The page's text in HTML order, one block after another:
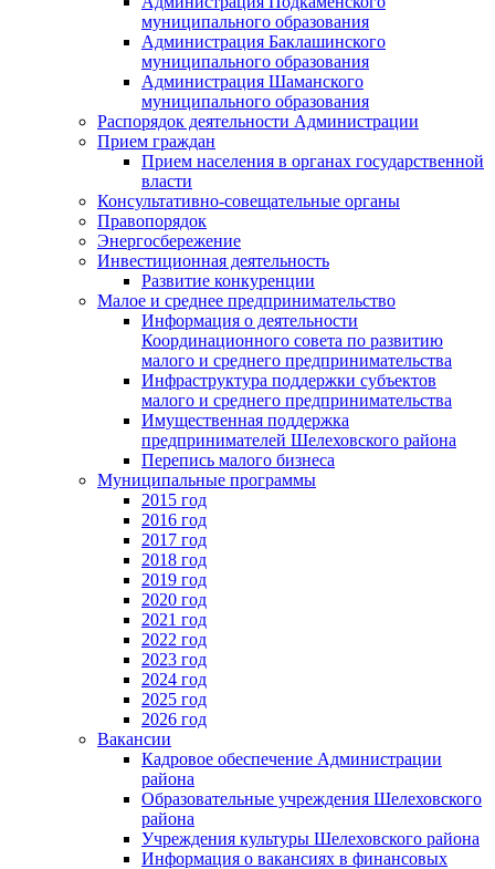
муниципального образования
Администрация Баклашинского
муниципального образования
Администрация Шаманского
муниципального образования
Распорядок деятельности Администрации
Прием граждан
Прием населения в органах государственной
власти
Консультативно-совещательные органы
Правопорядок
Энергосбережение
Инвестиционная деятельность
Развитие конкуренции
Малое и среднее предпринимательство
Информация о деятельности
Координационного совета по развитию
малого и среднего предпринимательства
Инфраструктура поддержки субъектов
малого и среднего предпринимательства
Имущественная поддержка
предпринимателей Шелеховского района
Перепись малого бизнеса
Муниципальные программы
2015 год
2016 год
2017 год
2018 год
2019 год
2020 год
2021 год
2022 год
2023 год
2024 год
2025 год
2026 год
Вакансии
Кадровое обеспечение Администрации
района
Образовательные учреждения Шелеховского
района
Учреждения культуры Шелеховского района
Информация о вакансиях в финансовых